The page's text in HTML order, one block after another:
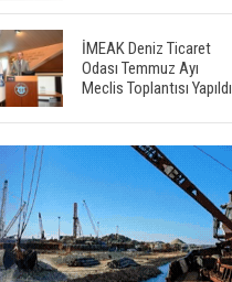
İMEAK Deniz Ticaret
Odası Temmuz Ayı
Meclis Toplantısı Yapıldı